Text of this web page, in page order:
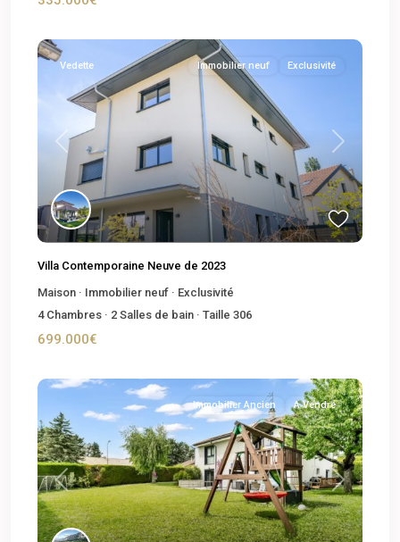
Previous Next
Vedette Immobilier neuf Exclusivité
Villa Contemporaine Neuve de 2023
Maison · Immobilier neuf · Exclusivité
4Chambres · 2 Salles de bain · Taille 306
699.000€
Previous Next
Immobilier Ancien A Vendre